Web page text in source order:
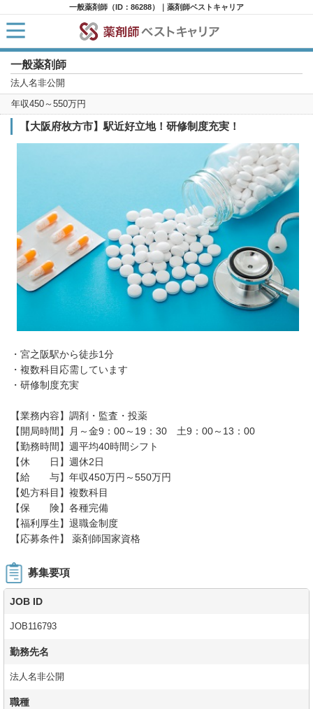
一般薬剤師（ID：86288）｜薬剤師ベストキャリア
一般薬剤師
法人名非公開
年収450～550万円
【大阪府枚方市】駅近好立地！研修制度充実！
・宮之阪駅から徒歩1分
・複数科目応需しています
・研修制度充実
【業務内容】調剤・監査・投薬
【開局時間】月～金9：00～19：30 土9：00～13：00
【勤務時間】週平均40時間シフト
【休 日】週休2日
【給 与】年収450万円～550万円
【処方科目】複数科目
【保 険】各種完備
【福利厚生】退職金制度
【応募条件】 薬剤師国家資格
募集要項
JOB ID
JOB116793
勤務先名
法人名非公開
職種
HOME
求人検索
新着求人
求人ランキング
キャリアアドバイザー紹介
コラム